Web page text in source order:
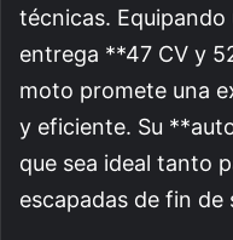
técnicas.
entrega **47 CV y
moto promete una
y eficiente. Su
que sea ideal tanto
escapadas de fin de